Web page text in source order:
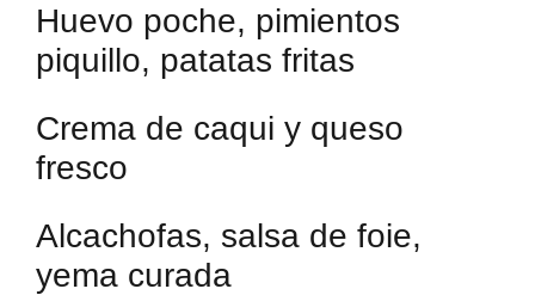
Huevo poche, pimientos
piquillo, patatas fritas
Crema de caqui y queso
fresco
Alcachofas, salsa de foie,
yema curada